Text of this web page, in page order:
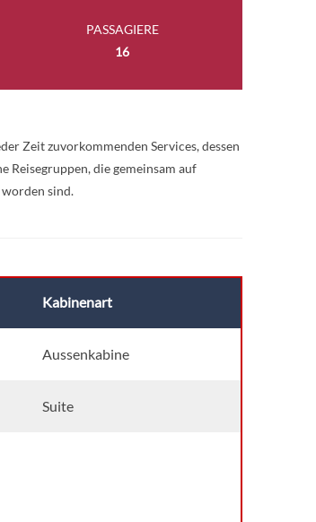
PASSAGIERE
16
Zeit zuvorkommenden Services, dessen
Reisegruppen, die gemeinsam auf
sind.
Kabinenart
Aussenkabine
Suite